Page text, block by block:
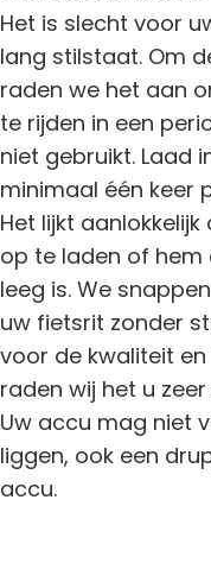
Het is slecht voor
lang stilstaat. Om
raden we het aan
te rijden in een
niet gebruikt. Laad
minimaal één keer
Het lijkt
op te laden of
leeg is. We
uw fietsrit zonder
voor de kwaliteit
raden wij het u
Uw accu mag niet
liggen, ook een
accu.